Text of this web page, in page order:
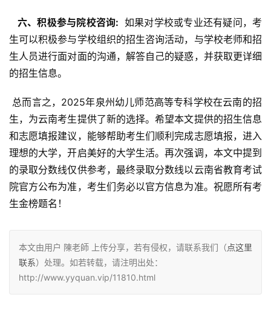
  六、积极参与院校咨询:
如果对学校或专业还有疑问，考
生可以积极参与学校组织的招生咨询活动，与学校老师和招
生人员进行面对面的沟通，解答自己的疑惑，并获取更详细
的招生信息。
生，为云南考生提供了新的选择。希望本文提供的招生信息
和志愿填报建议，能够帮助考生们顺利完成志愿填报，进入
理想的大学，开启美好的大学生活。再次强调，本文中提到
的录取分数线仅供参考，最终录取分数线以云南省教育考试
院官方公布为准，考生们务必以官方信息为准。祝愿所有考
生金榜题名！
本文由用户 陳老師 上传分享，若有侵权，请联系我们（点这里
联系）处理。如若转载，请注明出处：
http://www.yyquan.vip/11810.html